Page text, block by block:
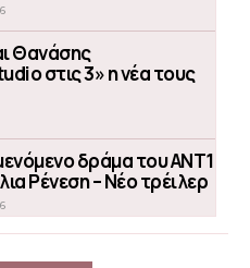
Θανάσης
στις 3» η νέα τους
δράμα του ΑΝΤ1
Ρένεση – Νέο τρέιλερ